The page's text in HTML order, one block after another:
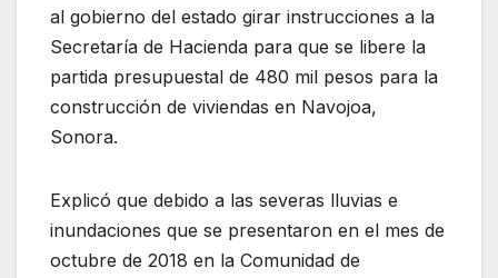
al gobierno del estado girar instrucciones a la
Secretaría de Hacienda para que se libere la
partida presupuestal de 480 mil pesos para la
construcción de viviendas en Navojoa,
Sonora.
Explicó que debido a las severas lluvias e
inundaciones que se presentaron en el mes de
octubre de 2018 en la Comunidad de